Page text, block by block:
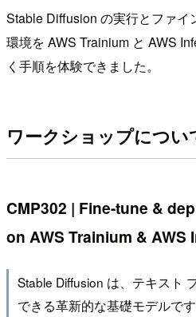
Stable Diffusion の実行とファイ
環境を AWS Trainium と AWS
く手順を体験できました。
ワークショップについ
CMP302 | Fine-tune &
on AWS Trainium & AWS
Stable Diffusion は、テキスト
できる革新的な基礎モデルで